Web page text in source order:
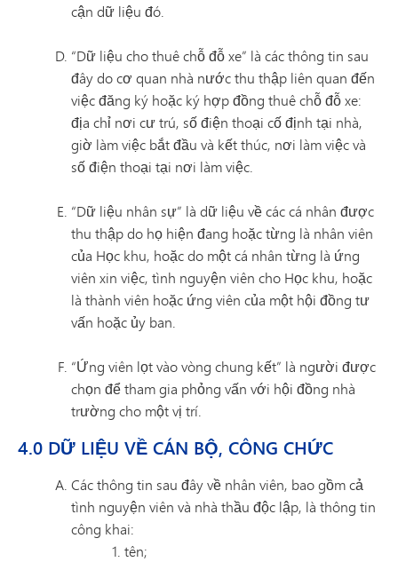
cận dữ liệu đó.
“Dữ liệu cho thuê chỗ đỗ xe” là các thông tin sau
đây do cơ quan nhà nước thu thập liên quan đến
việc đăng ký hoặc ký hợp đồng thuê chỗ đỗ xe:
địa chỉ nơi cư trú, số điện thoại cố định tại nhà,
giờ làm việc bắt đầu và kết thúc, nơi làm việc và
số điện thoại tại nơi làm việc.
“Dữ liệu nhân sự” là dữ liệu về các cá nhân được
thu thập do họ hiện đang hoặc từng là nhân viên
của Học khu, hoặc do một cá nhân từng là ứng
viên xin việc, tình nguyện viên cho Học khu, hoặc
là thành viên hoặc ứng viên của một hội đồng tư
vấn hoặc ủy ban.
“Ứng viên lọt vào vòng chung kết” là người được
chọn để tham gia phỏng vấn với hội đồng nhà
trường cho một vị trí.
4.0 DỮ LIỆU VỀ CÁN BỘ, CÔNG CHỨC
Các thông tin sau đây về nhân viên, bao gồm cả
tình nguyện viên và nhà thầu độc lập, là thông tin
công khai:
tên;